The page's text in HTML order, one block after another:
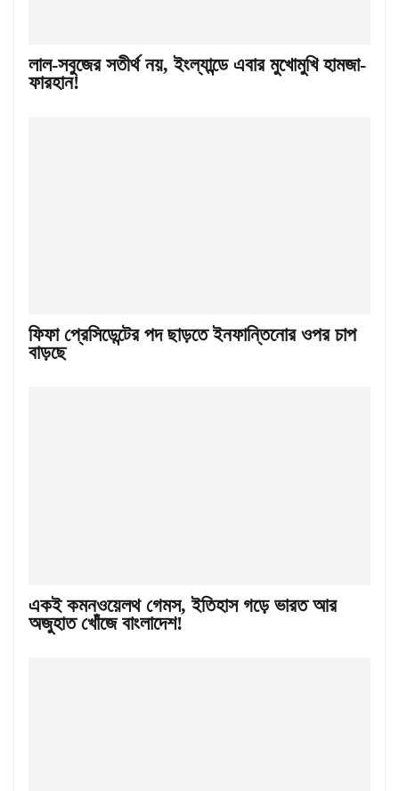
লাল-সবুজের সতীর্থ নয়, ইংল্যান্ডে এবার মুখোমুখি হামজা-
ফারহান!
ফিফা প্রেসিডেন্টের পদ ছাড়তে ইনফান্তিনোর ওপর চাপ
বাড়ছে
একই কমনওয়েলথ গেমস, ইতিহাস গড়ে ভারত আর
অজুহাত খোঁজে বাংলাদেশ!